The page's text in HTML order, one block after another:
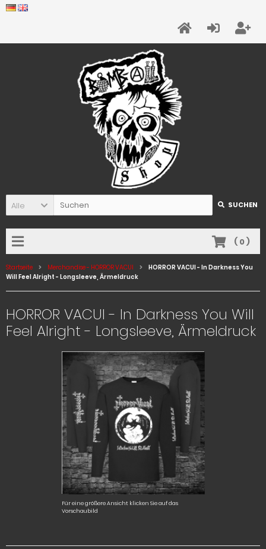
Alle SUCHEN
( 0)
Startseite Merchandise - HORROR VACUI
HORROR VACUI - In Darkness You
Will Feel Alright - Longsleeve, Ärmeldruck
HORROR VACUI - In Darkness You Will
Feel Alright - Longsleeve, Ärmeldruck
Für eine größere Ansicht klicken Sie auf das
Vorschaubild